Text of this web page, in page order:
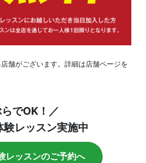
舗がございます。詳細は店舗ページを
でOK！／
験レッスン実施中
レッスンのご予約へ